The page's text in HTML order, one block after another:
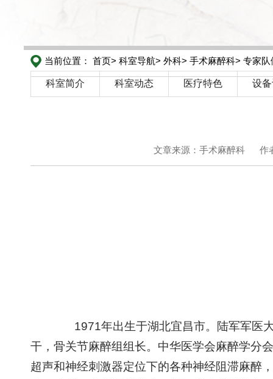
当前位置： 首页> 科室导航> 外科> 手术麻醉科> 专家队
科室简介 科室动态 医疗特色 设
文章来源：手术麻醉科 作
1971年出生于湖北宜昌市。陆军军医大
干，骨关节麻醉组组长。中华医学会麻醉学分
超声和神经刺激器定位下的各种神经阻滞麻醉